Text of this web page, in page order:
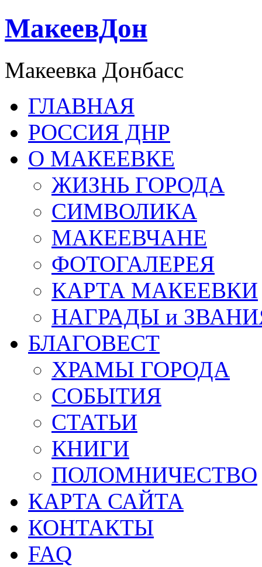
МакеевДон
Макеевка Донбасс
ГЛАВНАЯ
РОССИЯ ДНР
О МАКЕЕВКЕ
ЖИЗНЬ ГОРОДА
СИМВОЛИКА
МАКЕЕВЧАНЕ
ФОТОГАЛЕРЕЯ
КАРТА МАКЕЕВКИ
НАГРАДЫ и
БЛАГОВЕСТ
ХРАМЫ ГОРОДА
СОБЫТИЯ
СТАТЬИ
КНИГИ
ПОЛОМНИЧЕСТВО
КАРТА САЙТА
КОНТАКТЫ
FAQ